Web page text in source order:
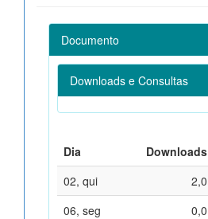
Documento
Downloads e Consultas
Dia Downloads
02, qui
2,0
06, seg
0,0